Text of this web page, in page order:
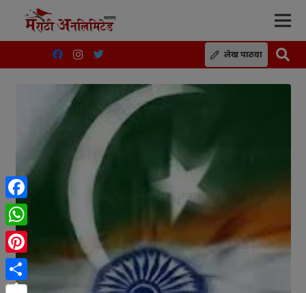
लेख पाठवा
Facebook
WhatsApp
Pinterest